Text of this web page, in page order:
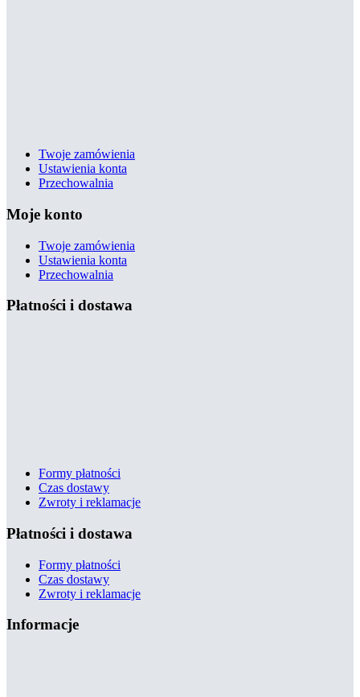
Twoje zamówienia
Ustawienia konta
Przechowalnia
Moje konto
Twoje zamówienia
Ustawienia konta
Przechowalnia
Płatności i dostawa
Formy płatności
Czas dostawy
Zwroty i reklamacje
Płatności i dostawa
Formy płatności
Czas dostawy
Zwroty i reklamacje
Informacje